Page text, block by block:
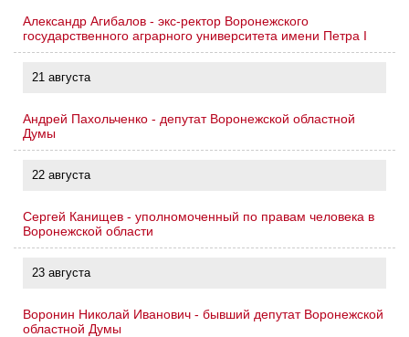
Александр Агибалов - экс-ректор Воронежского
государственного аграрного университета имени Петра I
21 августа
Андрей Пахольченко - депутат Воронежской областной
Думы
22 августа
Сергей Канищев - уполномоченный по правам человека в
Воронежской области
23 августа
Воронин Николай Иванович - бывший депутат Воронежской
областной Думы